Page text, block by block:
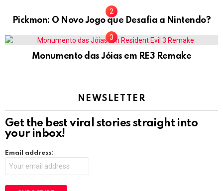
Pickmon: O Novo Jogo que Desafia a Nintendo?
Monumento das Jóias em RE3 Remake
NEWSLETTER
Get the best viral stories straight into
your inbox!
Email address: